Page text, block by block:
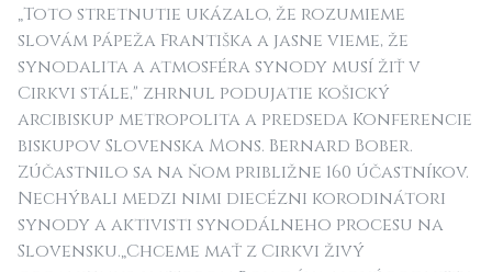
„Toto stretnutie ukázalo, že rozumieme
slovám pápeža Františka a jasne vieme, že
synodalita a atmosféra synody musí žiť v
Cirkvi stále," zhrnul podujatie košický
arcibiskup metropolita a predseda Konferencie
biskupov Slovenska Mons. Bernard Bober.
Zúčastnilo sa na ňom približne 160 účastníkov.
Nechýbali medzi nimi diecézni korodinátori
synody a aktivisti synodálneho procesu na
Slovensku.„Chceme mať z Cirkvi živý